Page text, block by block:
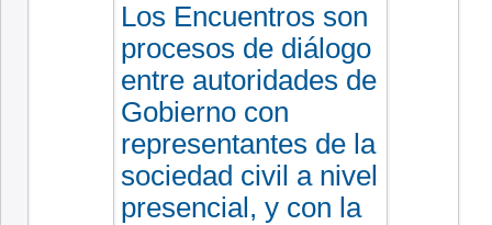
Los Encuentros son
procesos de diálogo
entre autoridades de
Gobierno con
representantes de la
sociedad civil a nivel
presencial, y con la